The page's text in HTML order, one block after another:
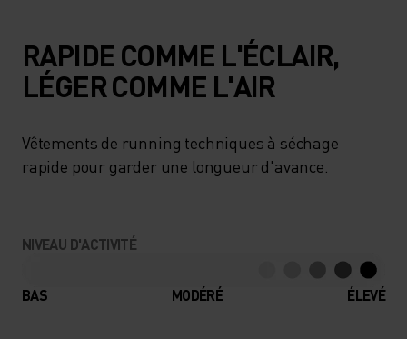
RAPIDE COMME L'ÉCLAIR,
LÉGER COMME L'AIR
Vêtements de running techniques à séchage
rapide pour garder une longueur d'avance.
NIVEAU D'ACTIVITÉ
BAS MODÉRÉ ÉLEVÉ